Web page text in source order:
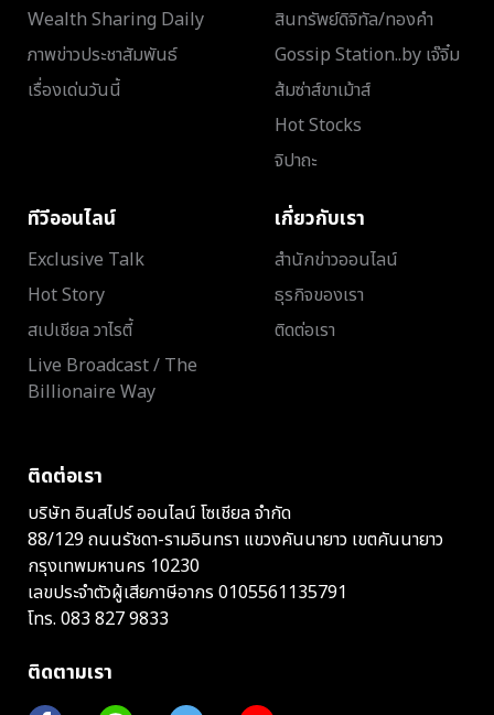
Wealth Sharing Daily
ภาพข่าวประชาสัมพันธ์
เรื่องเด่นวันนี้
สินทรัพย์ดิจิทัล/ทองคำ
Gossip Station..by เจ๊จิ๋ม
ส้มซ่าส์ขาเม้าส์
Hot Stocks
จิปาถะ
ทีวีออนไลน์
Exclusive Talk
Hot Story
สเปเชียล วาไรตี้
Live Broadcast / The
Billionaire Way
เกี่ยวกับเรา
สำนักข่าวออนไลน์
ธุรกิจของเรา
ติดต่อเรา
ติดต่อเรา
บริษัท อินสไปร์ ออนไลน์ โซเชียล จำกัด
88/129 ถนนรัชดา-รามอินทรา แขวงคันนายาว เขตคันนายาว
กรุงเทพมหานคร 10230
เลขประจำตัวผู้เสียภาษีอากร 0105561135791
โทร. 083 827 9833
ติดตามเรา